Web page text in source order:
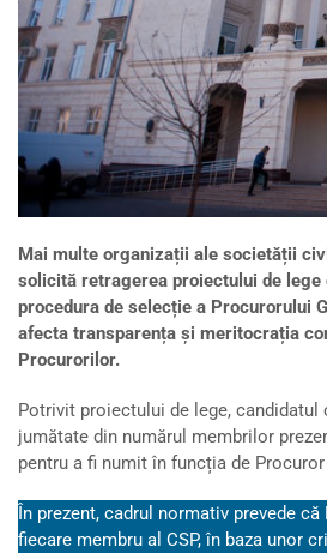
Mai multe organizații ale societății
solicită retragerea proiectului de
procedura de selecție a Procurorului
afecta transparența și meritocrația
Procurorilor.
Potrivit proiectului de lege, candidatul
jumătate din numărul membrilor
pentru a fi numit în funcția de Procuror
În prezent, cadrul normativ prevede
fiecare membru al CSP, în baza unor